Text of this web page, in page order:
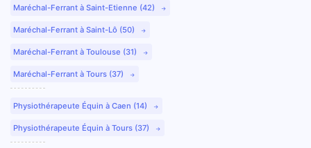
Maréchal-Ferrant à Saint-Etienne (42)
Maréchal-Ferrant à Saint-Lô (50)
Maréchal-Ferrant à Toulouse (31)
Maréchal-Ferrant à Tours (37)
Physiothérapeute Équin à Caen (14)
Physiothérapeute Équin à Tours (37)